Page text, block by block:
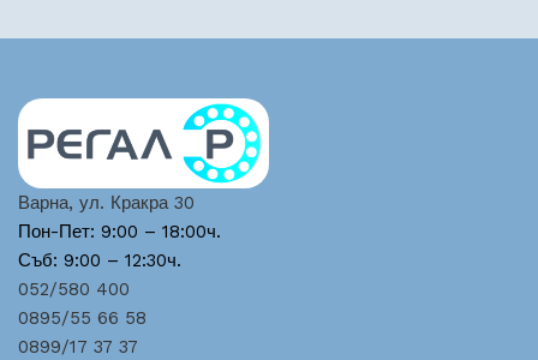
Варна, ул. Кракра 30
Пон-Пет: 9:00 – 18:00ч.
Съб: 9:00 – 12:30ч.
052/580 400
0895/55 66 58
0899/17 37 37